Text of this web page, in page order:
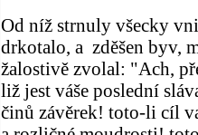
Od níž strnuly všecky
drkotalo, a zděšen byv,
žalostivě zvolal: "Ach,
liž jest váše poslední
činů závěrek! toto-li cíl